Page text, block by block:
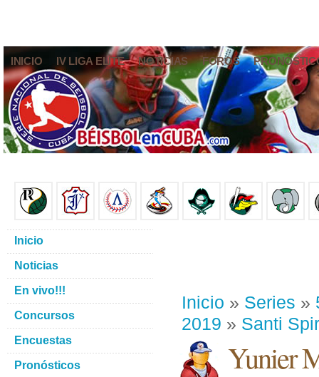
INICIO IV LIGA ELITE NOTICIAS FOROS
Inicio » Series »
2019 » Santi
Yunier
Inicio
Noticias
En vivo!!!
Concursos
Encuestas
Pronósticos